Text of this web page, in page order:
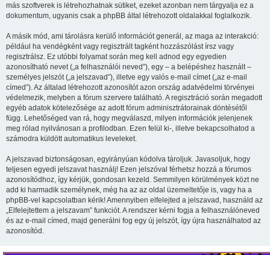
más szoftverek is létrehozhatnak sütiket, ezeket azonban nem tárgyalja ez a
dokumentum, ugyanis csak a phpBB által létrehozott oldalakkal foglalkozik.
A másik mód, ami tárolásra kerülő információt generál, az maga az interakció:
például ha vendégként vagy regisztrált tagként hozzászólást írsz vagy
regisztrálsz. Ez utóbbi folyamat során meg kell adnod egy egyedien
azonosítható nevet („a felhasználói neved”), egy – a belépéshez használt –
személyes jelszót („a jelszavad”), illetve egy valós e-mail címet („az e-mail
címed”). Az általad létrehozott azonosítót azon ország adatvédelmi törvényei
védelmezik, melyben a fórum szervere található. A regisztráció során megadott
egyéb adatok kötelezősége az adott fórum adminisztrátorainak döntésétől
függ. Lehetőséged van rá, hogy megválaszd, milyen információk jelenjenek
meg rólad nyilvánosan a profilodban. Ezen felül ki-, illetve bekapcsolhatod a
számodra küldött automatikus leveleket.
A jelszavad biztonságosan, egyirányúan kódolva tároljuk. Javasoljuk, hogy
teljesen egyedi jelszavat használj! Ezen jelszóval férhetsz hozzá a fórumos
azonosítódhoz, így kérjük, gondosan kezeld. Semmilyen körülmények közt ne
add ki harmadik személynek, még ha az az oldal üzemeltetője is, vagy ha a
phpBB-vel kapcsolatban kérik! Amennyiben elfelejted a jelszavad, használd az
„Elfelejtettem a jelszavam” funkciót. A rendszer kérni fogja a felhasználóneved
és az e-mail címed, majd generálni fog egy új jelszót, így újra használhatod az
azonosítód.